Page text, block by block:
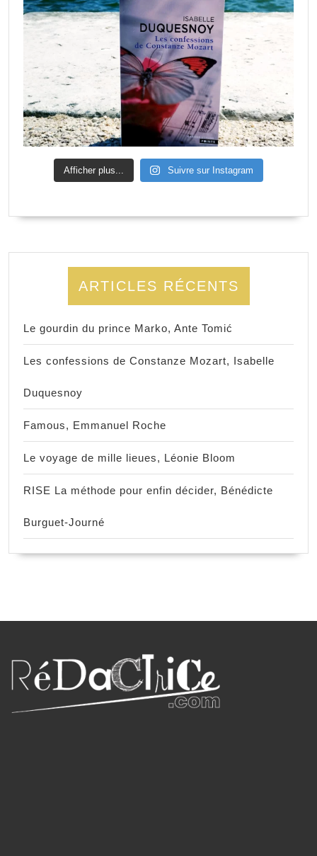
Afficher plus... Suivre sur Instagram
ARTICLES RÉCENTS
Le gourdin du prince Marko, Ante Tomić
Les confessions de Constanze Mozart, Isabelle
Duquesnoy
Famous, Emmanuel Roche
Le voyage de mille lieues, Léonie Bloom
RISE La méthode pour enfin décider, Bénédicte
Burguet-Journé